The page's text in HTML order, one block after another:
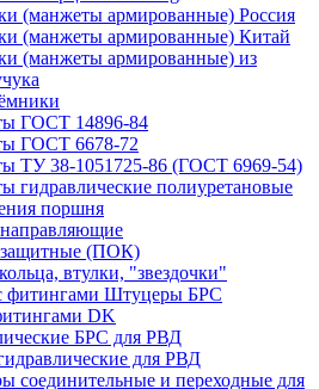
(манжеты армированные) Россия
(манжеты армированные) Китай
(манжеты армированные) из
ГОСТ 14896-84
ГОСТ 6678-72
ТУ 38-1051725-86 (ГОСТ 6969-54)
гидравлические полиуретановые
поршня
защитные (ПОК)
втулки, "звездочки"
фитингами Штуцеры БРС
DK
БРС для РВД
для РВД
соединительные и переходные для